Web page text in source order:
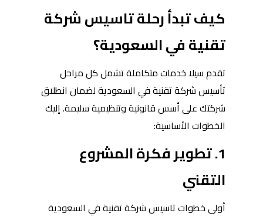
كيف تبدأ رحلة تاسيس شركة
تقنية في السعودية؟
تقدم سيلا خدمات متكاملة تشمل كل مراحل
تأسيس شركة تقنية في السعودية لضمان انطلاق
شركتك على أسس قانونية وتنظيمية سليمة. إليك
الخطوات الأساسية:
1. تطوير فكرة المشروع
التقني
أولى خطوات تاسيس شركة تقنية في السعودية